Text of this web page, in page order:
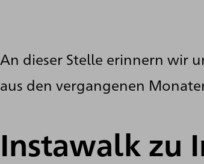
An dieser Stelle erinnern wir
aus den vergangenen
Instawalk zu